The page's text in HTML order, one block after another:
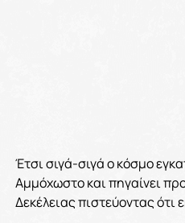
Έτσι σιγά-σιγά ο κόσμο
Αμμόχωστο και πηγαίνει
Δεκέλειας πιστεύοντας